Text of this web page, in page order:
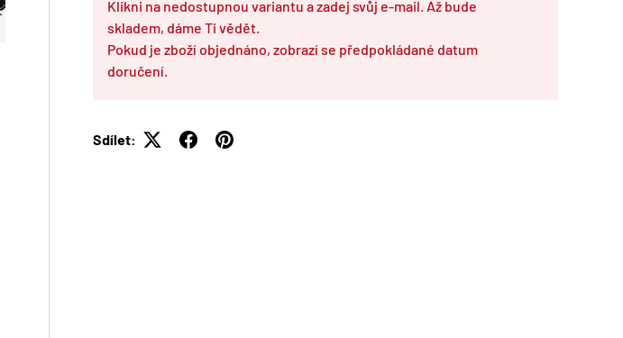
Zobraz obrázek 7 v galerii Zobraz obrázek 8 v galerii Zobraz obrázek 9 v galerii
Klikni na nedostupnou variantu a zadej svůj e-mail. Až bude
skladem, dáme Ti vědět.
Pokud je zboží objednáno, zobrazí se předpokládané datum
doručení.
Sdílet: